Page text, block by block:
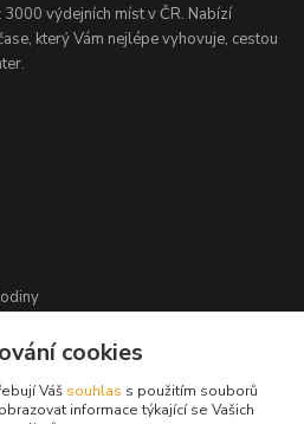
3000 výdejních míst v ČR. Nabízí
který Vám nejlépe vyhovuje, cestou
;-) cookies
Váš souhlas s použitím souborů
informace týkající se Vašich